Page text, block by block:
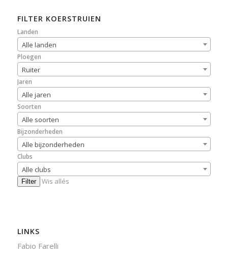
FILTER KOERSTRUIEN
Landen
Alle landen
Ploegen
Ruiter
Jaren
Alle jaren
Soorten
Alle soorten
Bijzonderheden
Alle bijzonderheden
Clubs
Alle clubs
Filter Wis allés
LINKS
Fabio Farelli